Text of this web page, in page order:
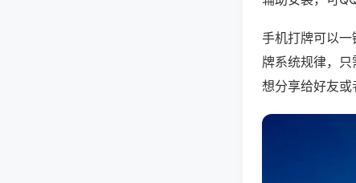
手机打牌可以一
牌系统规律，
想分享给好友或